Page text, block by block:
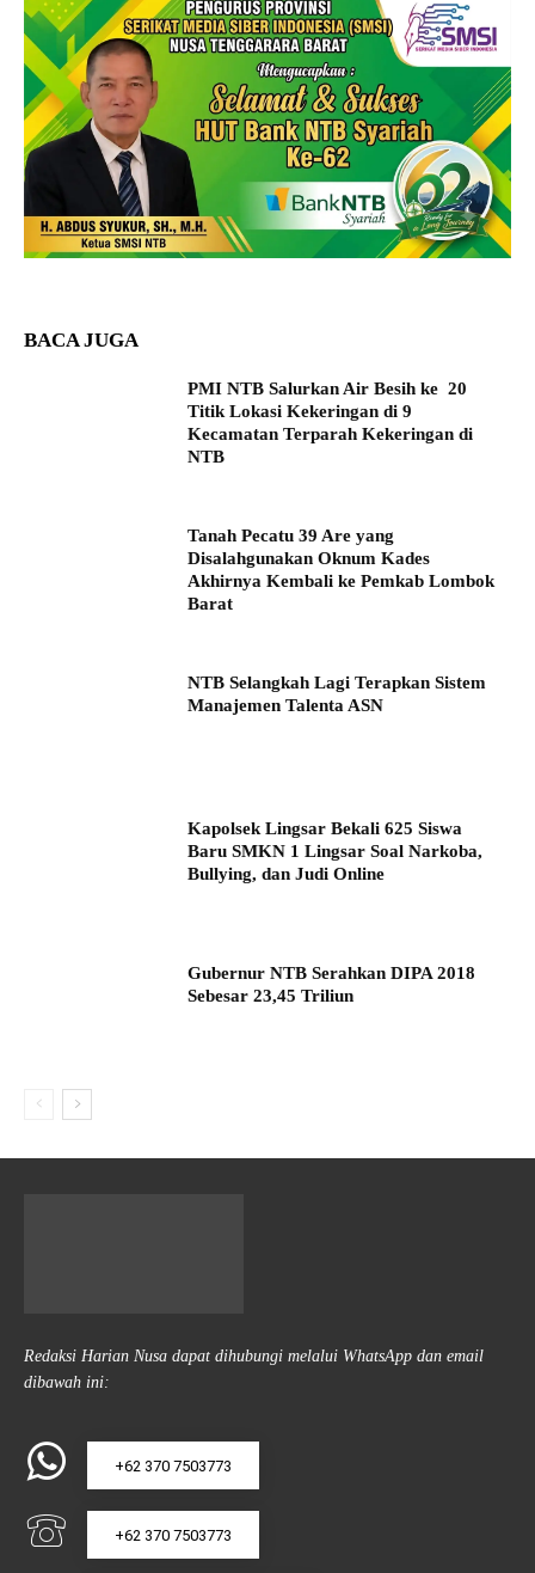
BACA JUGA
PMI NTB Salurkan Air Besih ke 20
Titik Lokasi Kekeringan di 9
Kecamatan Terparah Kekeringan di
NTB
Tanah Pecatu 39 Are yang
Disalahgunakan Oknum Kades
Akhirnya Kembali ke Pemkab Lombok
Barat
NTB Selangkah Lagi Terapkan Sistem
Manajemen Talenta ASN
Kapolsek Lingsar Bekali 625 Siswa
Baru SMKN 1 Lingsar Soal Narkoba,
Bullying, dan Judi Online
Gubernur NTB Serahkan DIPA 2018
Sebesar 23,45 Triliun
Redaksi Harian Nusa dapat dihubungi melalui WhatsApp dan email
dibawah ini:
+62 370 7503773
+62 370 7503773